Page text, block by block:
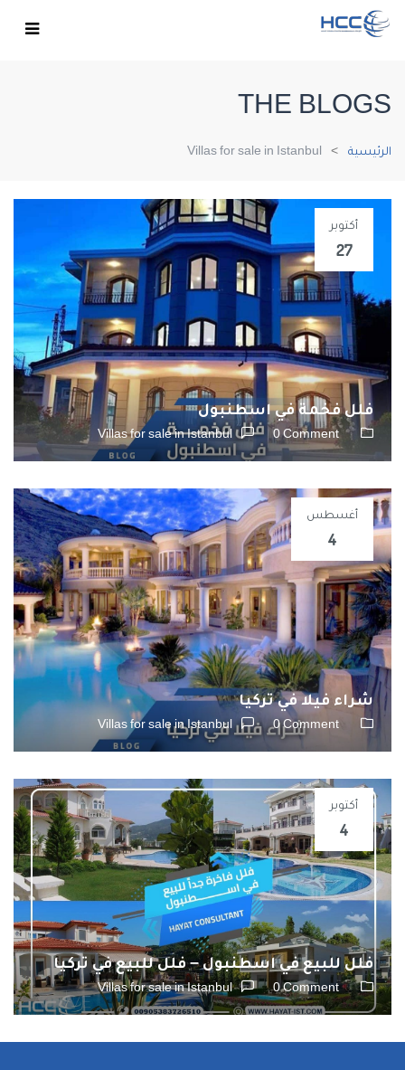
THE BLOGS
الرئيسية Villas for sale in Istanbul
أكتوبر
27
فلل فخمة في اسطنبول
Villas for sale in Istanbul 0 Comment
أغسطس
4
شراء فيلا في تركيا
Villas for sale in Istanbul 0 Comment
أكتوبر
4
فلل للبيع في اسطنبول – فلل للبيع في تركيا
Villas for sale in Istanbul 0 Comment